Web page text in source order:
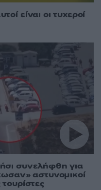
είναι οι τυχεροί
συνελήφθη για
αστυνομικοί